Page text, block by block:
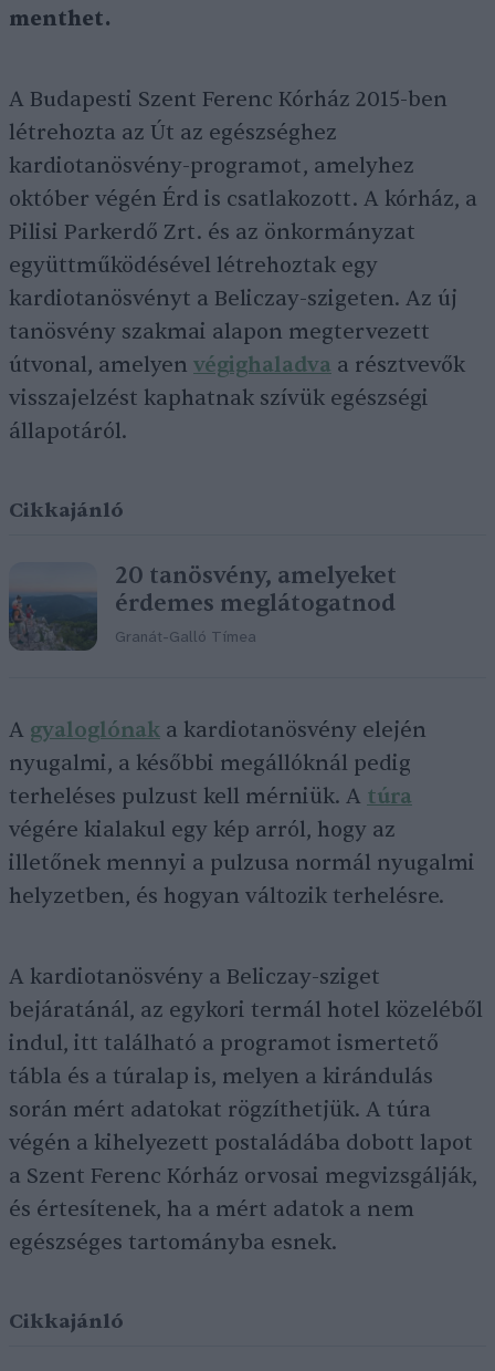
menthet.
A Budapesti Szent Ferenc Kórház 2015-ben
létrehozta az Út az egészséghez
kardiotanösvény-programot, amelyhez
október végén Érd is csatlakozott. A kórház, a
Pilisi Parkerdő Zrt. és az önkormányzat
együttműködésével létrehoztak egy
kardiotanösvényt a Beliczay-szigeten. Az új
tanösvény szakmai alapon megtervezett
útvonal, amelyen végighaladva a résztvevők
visszajelzést kaphatnak szívük egészségi
állapotáról.
Cikkajánló
20 tanösvény, amelyeket
érdemes meglátogatnod
Granát-Galló Tímea
A gyaloglónak a kardiotanösvény elején
nyugalmi, a későbbi megállóknál pedig
terheléses pulzust kell mérniük. A túra
végére kialakul egy kép arról, hogy az
illetőnek mennyi a pulzusa normál nyugalmi
helyzetben, és hogyan változik terhelésre.
A kardiotanösvény a Beliczay-sziget
bejáratánál, az egykori termál hotel közeléből
indul, itt található a programot ismertető
tábla és a túralap is, melyen a kirándulás
során mért adatokat rögzíthetjük. A túra
végén a kihelyezett postaládába dobott lapot
a Szent Ferenc Kórház orvosai megvizsgálják,
és értesítenek, ha a mért adatok a nem
egészséges tartományba esnek.
Cikkajánló